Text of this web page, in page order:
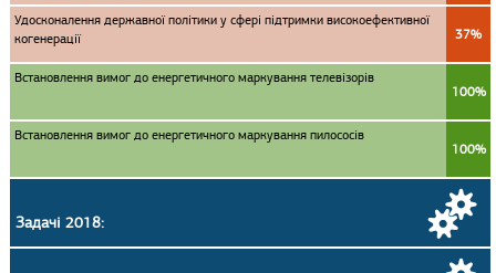
Удосконалення державної політики у сфері підтримки високоефективної
когенерації
37%
Встановлення вимог до енергетичного маркування телевізорів
100%
Встановлення вимог до енергетичного маркування пилососів
100%
Задачі 2018: